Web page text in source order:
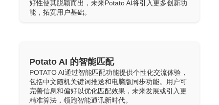
好性使其脱颖而出，未来Potato AI将引入更多创新功
能，拓宽用户基础。
Potato AI 的智能匹配
POTATO AI通过智能匹配功能提供个性化交流体验，
包括中文随机关键词推送和电脑版同步功能。用户可
完善信息和偏好以优化匹配效果，未来发展或引入更
精准算法，领跑智能通讯新时代。